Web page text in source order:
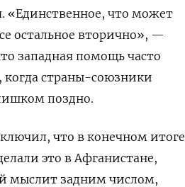
«Единственное, что может
остальное вторично», —
западная помощь часто
когда страны-союзники
поздно.
что в конечном итоге
это в Афганистане,
мыслит задним числом,